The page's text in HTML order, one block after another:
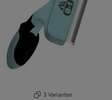
3 Varianten